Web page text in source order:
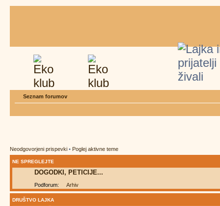
Seznam forumov
Neodgovorjeni prispevki • Poglej aktivne teme
NE SPREGLEJTE
DOGODKI, PETICIJE...
Podforum: Arhiv
DRUŠTVO LAJKA